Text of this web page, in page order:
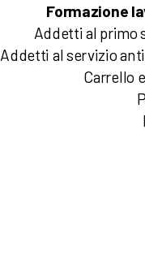
Addetti al primo
Addetti al servizio
Carrello
Formazione